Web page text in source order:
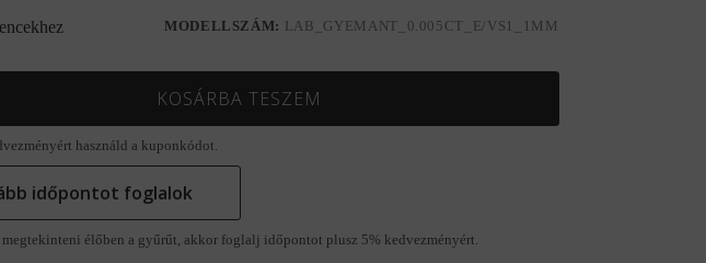
MODELLSZÁM: LAB_GYEMANT_0.005CT_E/VS1_1MM
KOSÁRBA TESZEM
használd a kuponkódot.
időpontot foglalok
megtekinteni élőben a gyűrűt, akkor foglalj időpontot plusz 5% kedvezményért.